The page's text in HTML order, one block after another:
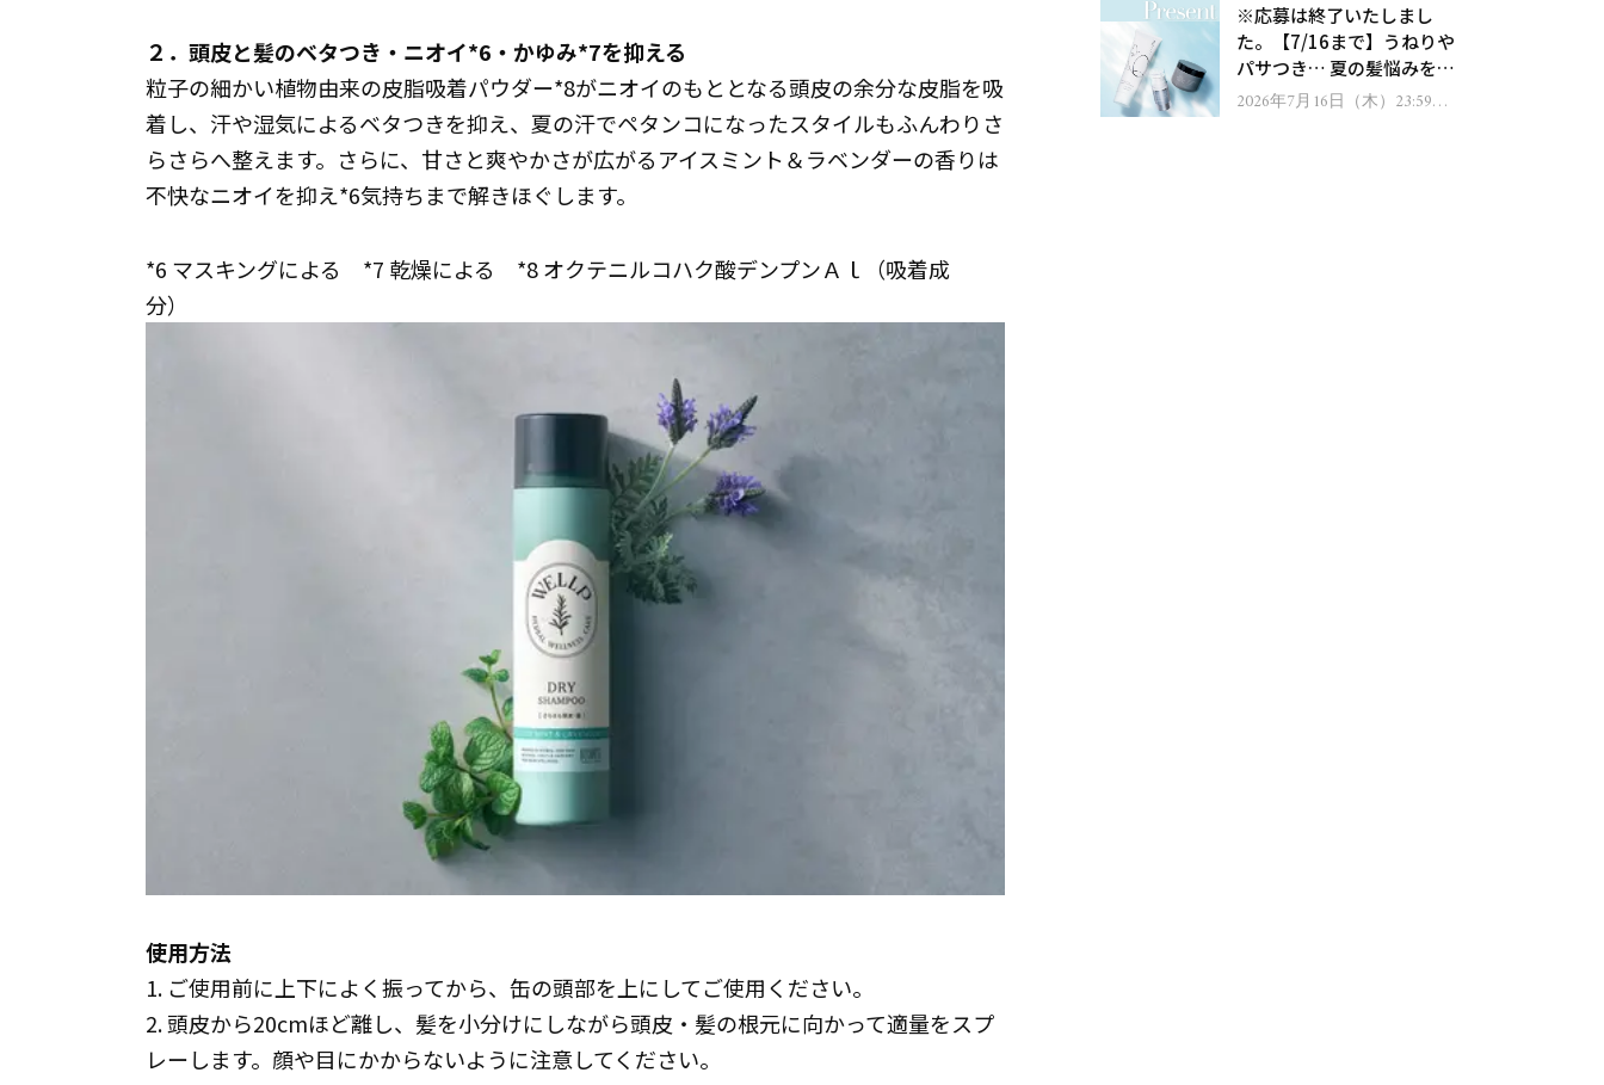
２．頭皮と髪のベタつき・ニオイ*6・かゆみ*7を抑える
粒子の細かい植物由来の皮脂吸着パウダー*8がニオイのもととなる頭皮の余分な皮脂を吸
着し、汗や湿気によるベタつきを抑え、夏の汗でペタンコになったスタイルもふんわりさ
らさらへ整えます。さらに、甘さと爽やかさが広がるアイスミント＆ラベンダーの香りは
不快なニオイを抑え*6気持ちまで解きほぐします。
*6 マスキングによる *7 乾燥による *8 オクテニルコハク酸デンプンＡｌ（吸着成
分）
使用方法
1. ご使用前に上下によく振ってから、缶の頭部を上にしてご使用ください。
2. 頭皮から20cmほど離し、髪を小分けにしながら頭皮・髪の根元に向かって適量をスプ
レーします。顔や目にかからないように注意してください。
ゼント！
※応募は終了いたしまし
た。【7/16まで】うねりや
パサつき… 夏の髪悩みを解
消するヘアケアアイテムを
2026年7月16日（木）23:59ま